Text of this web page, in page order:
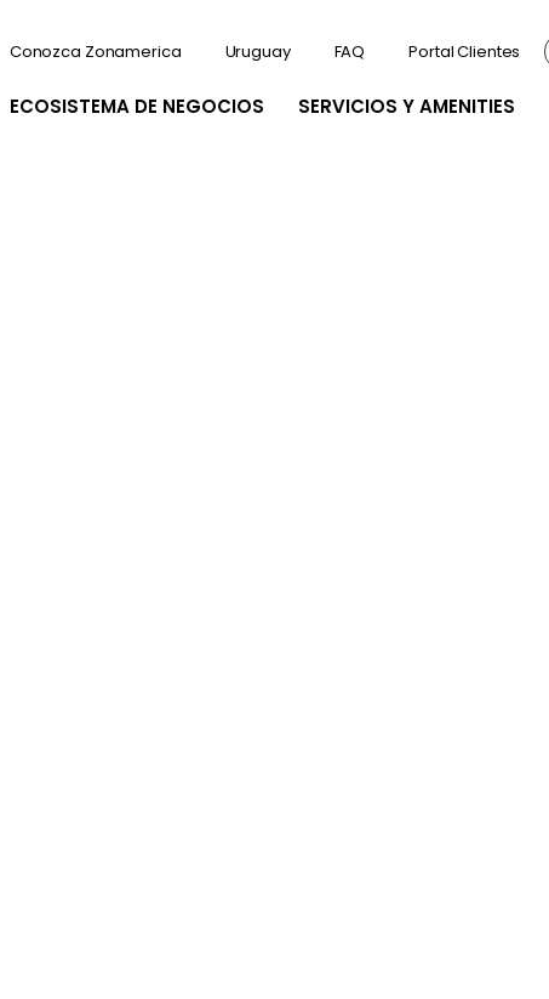
ECOSISTEMA DE NEGOCIOS SERVICIOS Y AMENITIES
Conozca Zonamerica Uruguay FAQ Portal Clientes